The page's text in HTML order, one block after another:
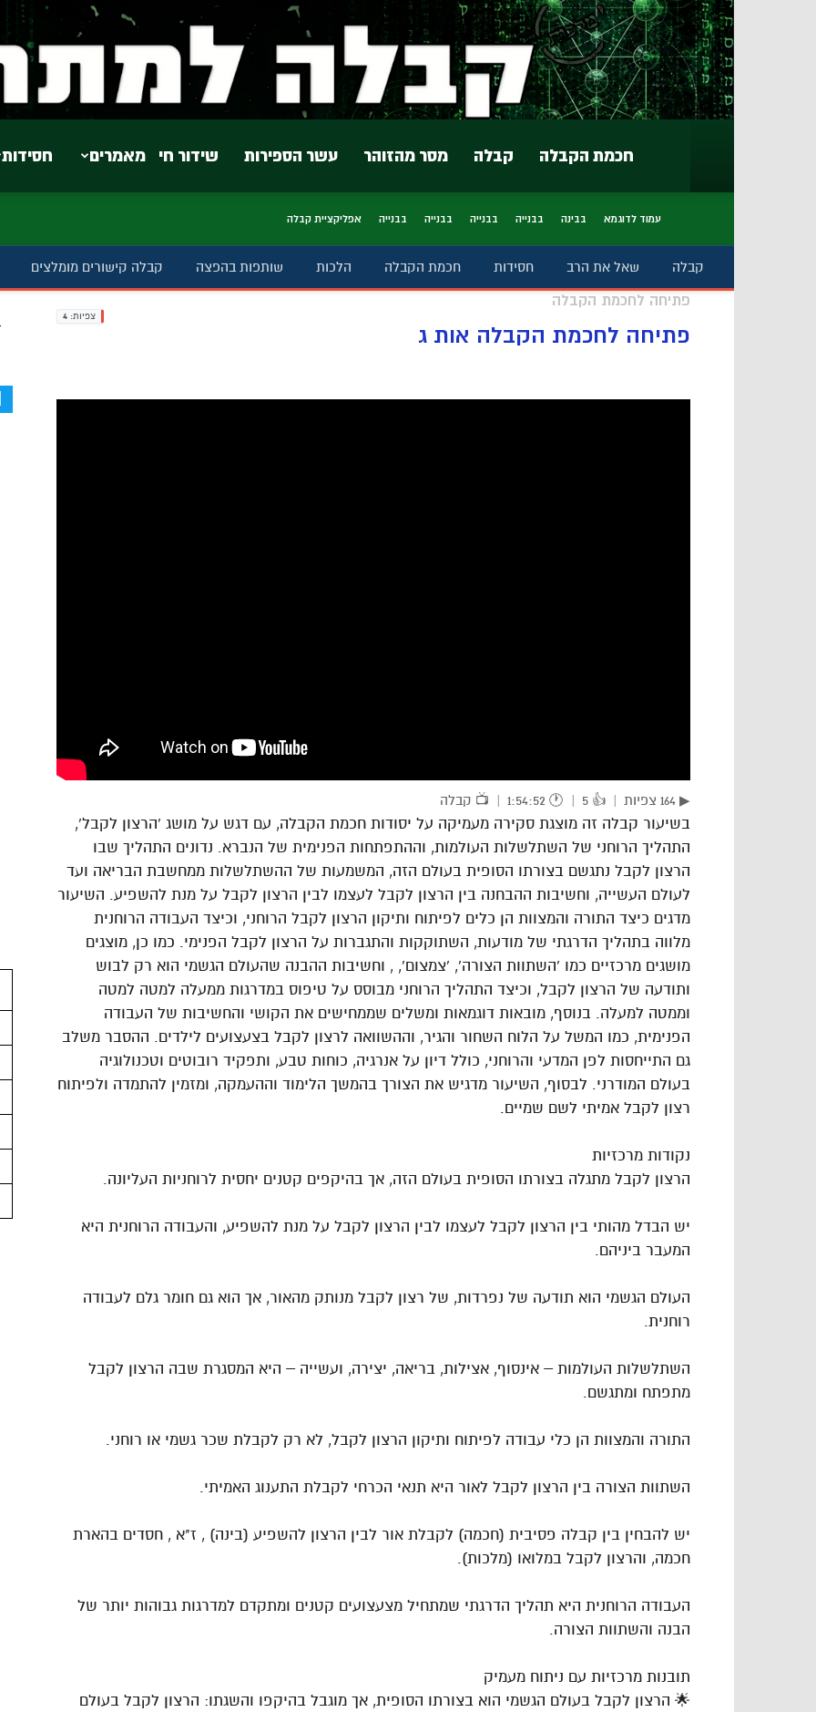
חסידות מאמרים שידור חי עשר הספירות מסר מהזוהר קבלה חכמת הקבלה
עמוד לדוגמא בבינה בבנייה בבנייה בבנייה בבנייה אפליקציית קבלה
קבלה שאל את הרב חסידות חכמת הקבלה הלכות שותפות בהפצה קבלה קישורים מומלצים
פתיחה לחכמת הקבלה
פתיחה לחכמת הקבלה אות ג
צפיות: 4
▶ 164 צפיות |
👍 5
|
🕐 1:54:52
| 📺 קבלה
בשיעור קבלה זה מוצגת סקירה מעמיקה על יסודות חכמת הקבלה, עם דגש על מושג 'הרצון לקבל',
התהליך הרוחני של השתלשלות העולמות, וההתפתחות הפנימית של הנברא. נדונים התהליך שבו
הרצון לקבל נתגשם בצורתו הסופית בעולם הזה, המשמעות של ההשתלשלות ממחשבת הבריאה ועד
לעולם העשייה, וחשיבות ההבחנה בין הרצון לקבל לעצמו לבין הרצון לקבל על מנת להשפיע. השיעור
מדגים כיצד התורה והמצוות הן כלים לפיתוח ותיקון הרצון לקבל הרוחני, וכיצד העבודה הרוחנית
מלווה בתהליך הדרגתי של מודעות, השתוקקות והתגברות על הרצון לקבל הפנימי. כמו כן, מוצגים
מושגים מרכזיים כמו 'השתוות הצורה', 'צמצום', , וחשיבות ההבנה שהעולם הגשמי הוא רק לבוש
ותודעה של הרצון לקבל, וכיצד התהליך הרוחני מבוסס על טיפוס במדרגות ממעלה למטה למטה
וממטה למעלה. בנוסף, מובאות דוגמאות ומשלים שממחישים את הקושי והחשיבות של העבודה
הפנימית, כמו המשל על הלוח השחור והגיר, וההשוואה לרצון לקבל בצעצועים לילדים. ההסבר משלב
גם התייחסות לפן המדעי והרוחני, כולל דיון על אנרגיה, כוחות טבע, ותפקיד רובוטים וטכנולוגיה
בעולם המודרני. לבסוף, השיעור מדגיש את הצורך בהמשך הלימוד וההעמקה, ומזמין להתמדה ולפיתוח
רצון לקבל אמיתי לשם שמיים.
נקודות מרכזיות
הרצון לקבל מתגלה בצורתו הסופית בעולם הזה, אך בהיקפים קטנים יחסית לרוחניות העליונה.
יש הבדל מהותי בין הרצון לקבל לעצמו לבין הרצון לקבל על מנת להשפיע, והעבודה הרוחנית היא
המעבר ביניהם.
העולם הגשמי הוא תודעה של נפרדות, של רצון לקבל מנותק מהאור, אך הוא גם חומר גלם לעבודה
רוחנית.
השתלשלות העולמות – אינסוף, אצילות, בריאה, יצירה, ועשייה – היא המסגרת שבה הרצון לקבל
מתפתח ומתגשם.
התורה והמצוות הן כלי עבודה לפיתוח ותיקון הרצון לקבל, לא רק לקבלת שכר גשמי או רוחני.
השתוות הצורה בין הרצון לקבל לאור היא תנאי הכרחי לקבלת התענוג האמיתי.
יש להבחין בין קבלה פסיבית (חכמה) לקבלת אור לבין הרצון להשפיע (בינה) , ז"א , חסדים בהארת
חכמה, והרצון לקבל במלואו (מלכות).
העבודה הרוחנית היא תהליך הדרגתי שמתחיל מצעצועים קטנים ומתקדם למדרגות גבוהות יותר של
הבנה והשתוות הצורה.
תובנות מרכזיות עם ניתוח מעמיק
🌟 הרצון לקבל בעולם הגשמי הוא בצורתו הסופית, אך מוגבל בהיקפו והשגתו: הרצון לקבל בעולם